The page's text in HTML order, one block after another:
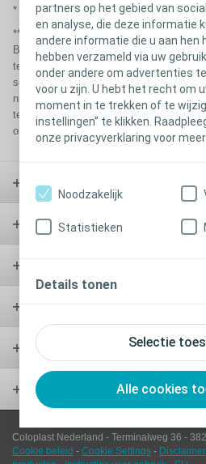
partners op het gebied van
en analyse, die deze informatie
andere informatie die u aan hen
hebben verzameld via uw
onder andere om advertenties
voor u zijn. U hebt het recht om
moment in te trekken of te
instellingen” te klikken.
onze privacyverklaring voor
Selectie
Alle cookies
Noodzakelijk
Statistieken
Details tonen
* Verplicht velden
** Uw gegevens worden door Coloplast
Bescherming Persoonsgegevens.
te informeren naar uw ervaringen en om
services toe te sturen. De gegevens
niet verstrekt aan derden. U kunt te allen
tegen de verwerking door Coloplast van
onze
disclaimer en ons privacy
Stoma
Continentie
Services
Wondzorg
Coloplast Nederland - Terminalweg 36 -
Cookie beleid - Cookie Settings - Disclaimer